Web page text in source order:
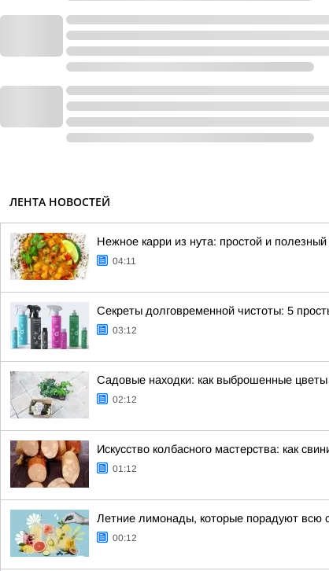
ЛЕНТА НОВОСТЕЙ
Нежное карри из нута: простой и
04:11
Секреты долговременной чистоты: 5
03:12
Садовые находки: как выброшенные
02:12
Искусство колбасного мастерства: как
01:12
Летние лимонады, которые порадуют всю
00:12